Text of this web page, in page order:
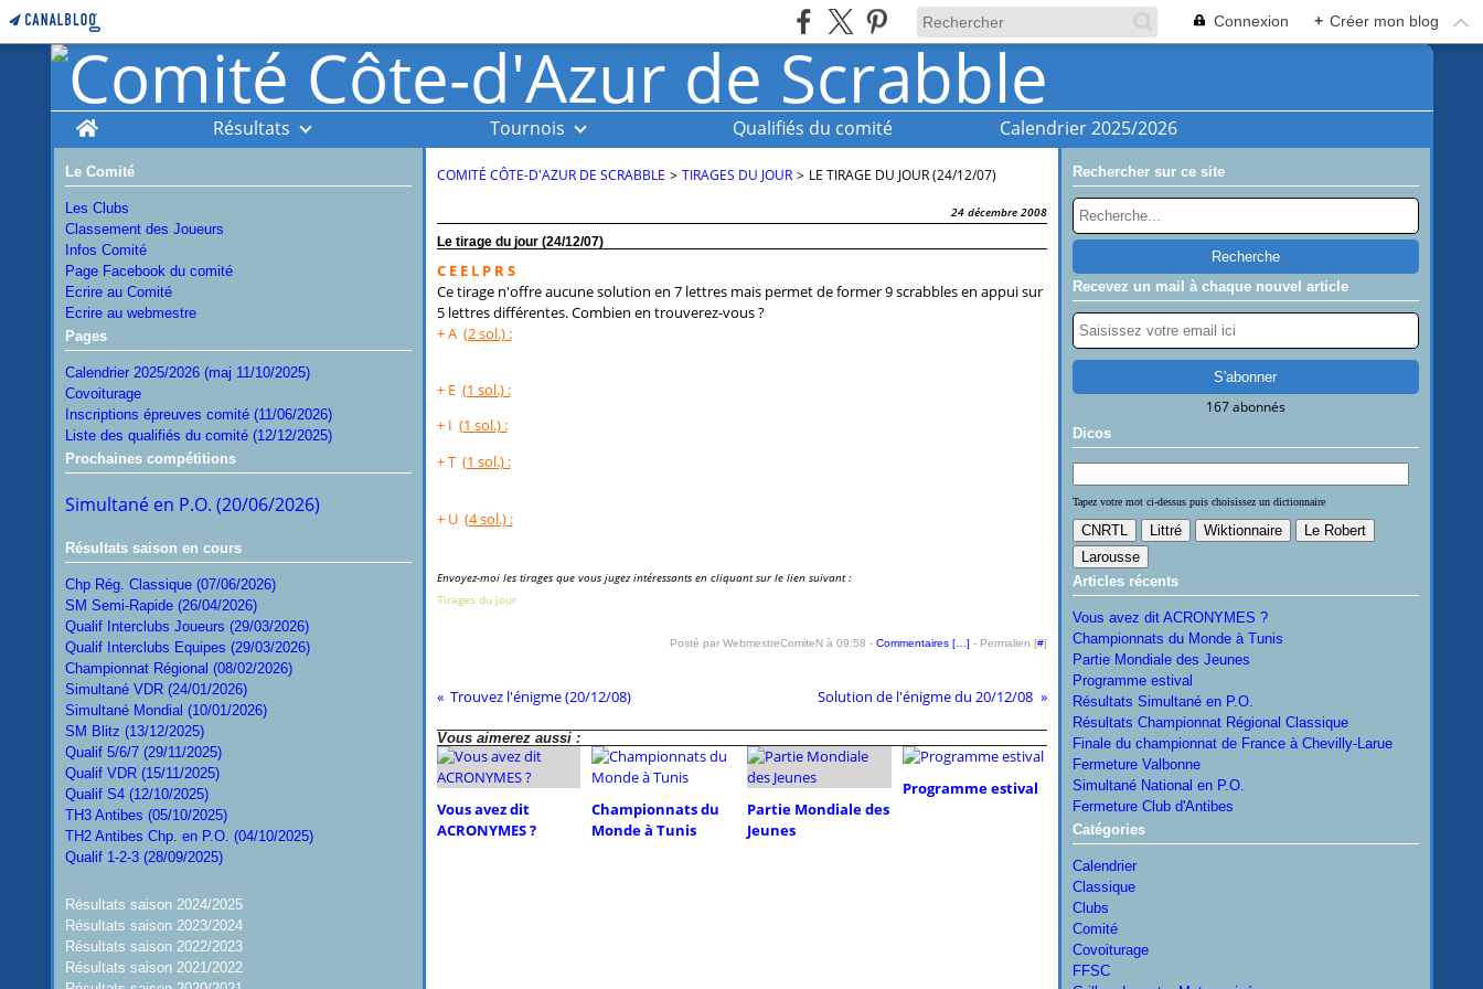
Connexion + Créer mon blog
Home Résultats Tournois Qualifiés du comité Calendrier 2025/2026
Le Comité
Les Clubs
Classement des Joueurs
Infos Comité
Page Facebook du comité
Ecrire au Comité
Ecrire au webmestre
Pages
Calendrier 2025/2026 (maj 11/10/2025)
Covoiturage
Inscriptions épreuves comité (11/06/2026)
Liste des qualifiés du comité (12/12/2025)
Prochaines compétitions
Simultané en P.O. (20/06/2026)
Résultats saison en cours
Chp Rég. Classique (07/06/2026)
SM Semi-Rapide (26/04/2026)
Qualif Interclubs Joueurs (29/03/2026)
Qualif Interclubs Equipes (29/03/2026)
Championnat Régional (08/02/2026)
Simultané VDR (24/01/2026)
Simultané Mondial (10/01/2026)
SM Blitz (13/12/2025)
Qualif 5/6/7 (29/11/2025)
Qualif VDR (15/11/2025)
Qualif S4 (12/10/2025)
TH3 Antibes (05/10/2025)
TH2 Antibes Chp. en P.O. (04/10/2025)
Qualif 1-2-3 (28/09/2025)
Résultats saison 2024/2025
Résultats saison 2023/2024
Résultats saison 2022/2023
Résultats saison 2021/2022
COMITÉ CÔTE-D'AZUR DE SCRABBLE > TIRAGES DU JOUR > LE TIRAGE DU JOUR (24/12/07)
24 décembre 2008
Le tirage du jour (24/12/07)
C E E L P R S
Ce tirage n'offre aucune solution en 7 lettres mais permet de former 9 scrabbles en appui sur
5 lettres différentes. Combien en trouverez-vous ?
+ A (2 sol.) :
+ E (1 sol.) :
+ I (1 sol.) :
+ T (1 sol.) :
+ U (4 sol.) :
Envoyez-moi les tirages que vous jugez intéressants en cliquant sur le lien suivant :
Tirages du jour
Posté par WebmestreComiteN à 09:58 - Commentaires [… ] - Permalien [#]
Trouvez l'énigme (20/12/08) Solution de l'énigme du 20/12/08
Vous aimerez aussi :
Vous avez dit
ACRONYMES ?
Championnats du
Monde à Tunis
Partie Mondiale des
Jeunes
Programme estival
Rechercher sur ce site
Recevez un mail à chaque nouvel article
167 abonnés
Dicos
Tapez votre mot ci-dessus puis choisissez un dictionnaire
Articles récents
Vous avez dit ACRONYMES ?
Championnats du Monde à Tunis
Partie Mondiale des Jeunes
Programme estival
Résultats Simultané en P.O.
Résultats Championnat Régional Classique
Finale du championnat de France à Chevilly-Larue
Fermeture Valbonne
Simultané National en P.O.
Fermeture Club d'Antibes
Catégories
Calendrier
Classique
Clubs
Comité
Covoiturage
FFSC